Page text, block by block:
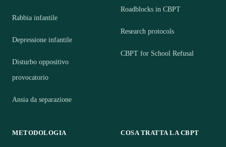
Rabbia infantile
Depressione infantile
Disturbo oppositivo
provocatorio
Ansia da separazione
Roadblocks in CBPT
Research protocols
CBPT for School Refusal
METODOLOGIA COSA TRATTA LA CBPT